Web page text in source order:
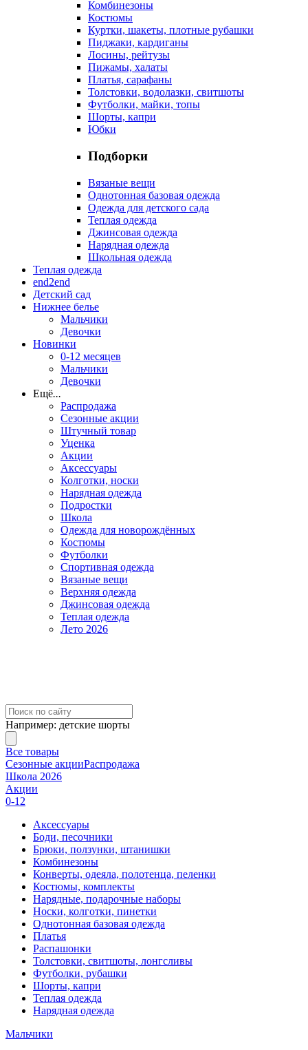
Комбинезоны
Костюмы
Куртки, шакеты, плотные рубашки
Пиджаки, кардиганы
Лосины, рейтузы
Пижамы, халаты
Платья, сарафаны
Толстовки, водолазки, свитшоты
Футболки, майки, топы
Шорты, капри
Юбки
Подборки
Вязаные вещи
Однотонная базовая одежда
Одежда для детского сада
Теплая одежда
Джинсовая одежда
Нарядная одежда
Школьная одежда
Теплая одежда
end2end
Детский сад
Нижнее белье
Мальчики
Девочки
Новинки
0-12 месяцев
Мальчики
Девочки
Ещё...
Распродажа
Сезонные акции
Штучный товар
Уценка
Акции
Аксессуары
Колготки, носки
Нарядная одежда
Подростки
Школа
Одежда для новорождённых
Костюмы
Футболки
Спортивная одежда
Вязаные вещи
Верхняя одежда
Джинсовая одежда
Теплая одежда
Лето 2026
Например: детские шорты
Все товары
Сезонные акцииРаспродажа
Школа 2026
Акции
0-12
Аксессуары
Боди, песочники
Брюки, ползунки, штанишки
Комбинезоны
Конверты, одеяла, полотенца, пеленки
Костюмы, комплекты
Нарядные, подарочные наборы
Носки, колготки, пинетки
Однотонная базовая одежда
Платья
Распашонки
Толстовки, свитшоты, лонгсливы
Футболки, рубашки
Шорты, капри
Теплая одежда
Нарядная одежда
Мальчики